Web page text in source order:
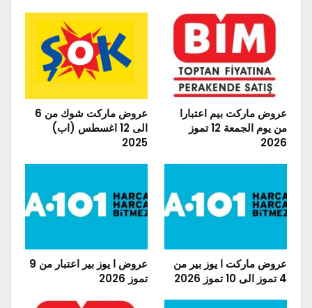
عروض ماركت بيم اعتبارا
من يوم الجمعة 12 تموز
2026
عروض ماركت شوك من 6
الى 12 اغسطس (اب)
2025
عروض ماركت ا يوز بير من
4 تموز الى 10 تموز 2026
عروض ا يوز بير اعتبار من 9
تموز 2026